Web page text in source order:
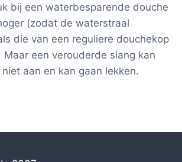
bij een waterbesparende douche
(zodat de waterstraal
die van een reguliere douchekop
een verouderde slang kan
aan en kan gaan lekken.